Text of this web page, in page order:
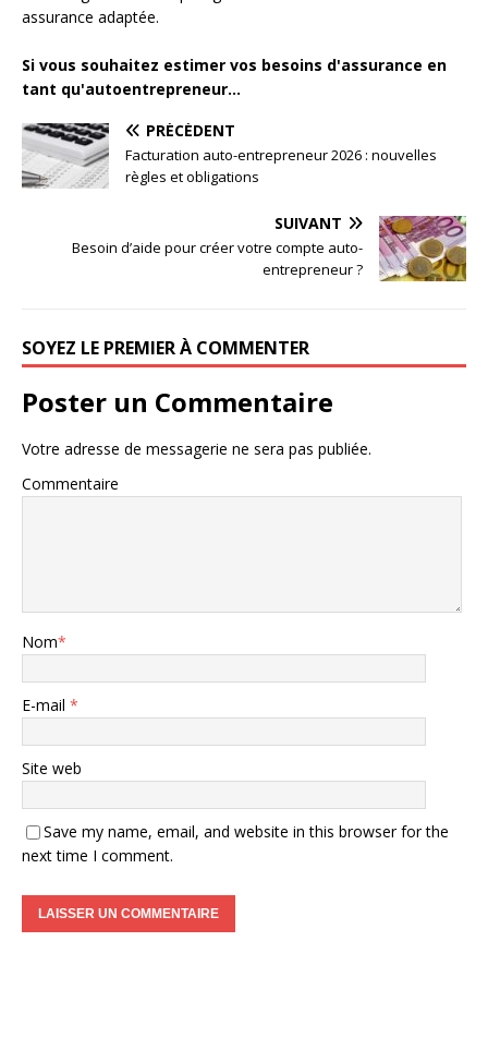
assurance adaptée.
Si vous souhaitez estimer vos besoins d'assurance en
tant qu'autoentrepreneur...
PRÉCÉDENT
Facturation auto-entrepreneur 2026 : nouvelles
règles et obligations
SUIVANT
Besoin d’aide pour créer votre compte auto-
entrepreneur ?
SOYEZ LE PREMIER À COMMENTER
Poster un Commentaire
Votre adresse de messagerie ne sera pas publiée.
Commentaire
Nom*
E-mail *
Site web
Save my name, email, and website in this browser for the
next time I comment.